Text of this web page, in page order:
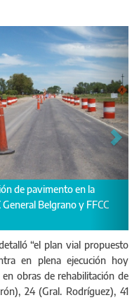
Trabajos de
“el plan vial propuesto
en plena ejecución hoy
obras de rehabilitación de
24 (Gral. Rodríguez), 41